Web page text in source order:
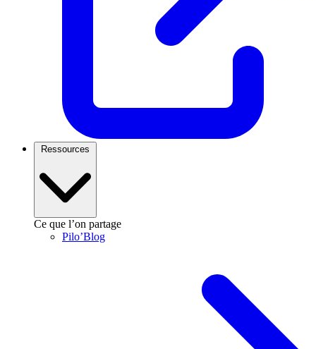
Ressources
Ce que l’on partage
Pilo’Blog